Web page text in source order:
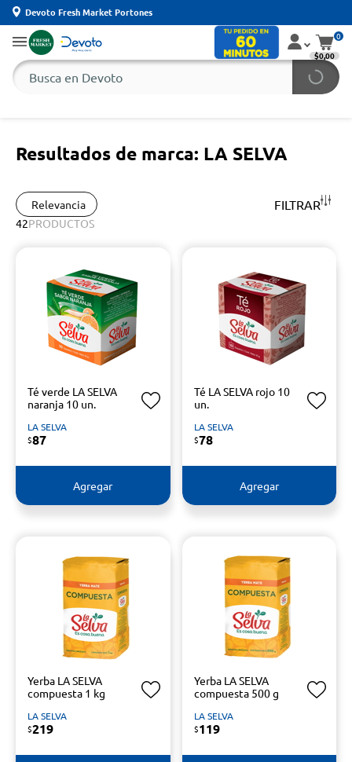
Devoto Fresh Market Portones
0
$0,00
Resultados de marca: LA SELVA
Relevancia FILTRAR
42PRODUCTOS
Té verde LA SELVA
naranja 10 un.
LA SELVA
$87
Agregar
Té LA SELVA rojo 10
un.
LA SELVA
$78
Agregar
Yerba LA SELVA
compuesta 1 kg
LA SELVA
$219
Yerba LA SELVA
compuesta 500 g
LA SELVA
$119